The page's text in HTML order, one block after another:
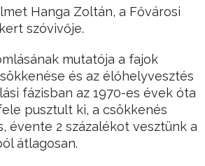
Hanga Zoltán, a Fővárosi
szóvivője.
mutatója a fajok
és az élőhelyvesztés
fázisban az 1970-es évek óta
pusztult ki, a csökkenés
évente 2 százalékot vesztünk a
átlagosan.